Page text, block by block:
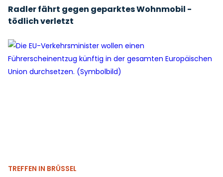
Radler fährt gegen geparktes Wohnmobil -
tödlich verletzt
TREFFEN IN BRÜSSEL